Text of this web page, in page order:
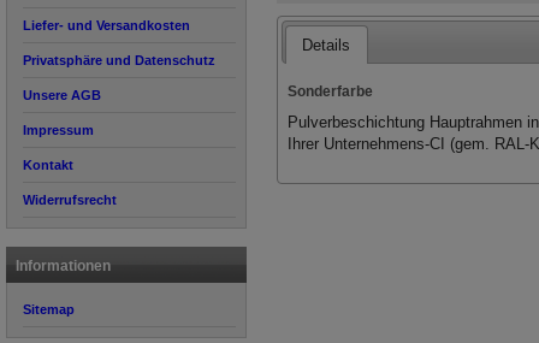
Liefer- und Versandkosten
Privatsphäre und Datenschutz
Unsere AGB
Impressum
Kontakt
Widerrufsrecht
Informationen
Sitemap
Details
Sonderfarbe
Pulverbeschichtung Hauptrahmen
Ihrer Unternehmens-CI (gem. RAL-